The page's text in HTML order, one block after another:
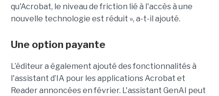
qu'Acrobat, le niveau de friction lié à l'accès à une
nouvelle technologie est réduit », a-t-il ajouté.
Une option payante
L’éditeur a également ajouté des fonctionnalités à
l'assistant d’IA pour les applications Acrobat et
Reader annoncées en février. L'assistant GenAI peut